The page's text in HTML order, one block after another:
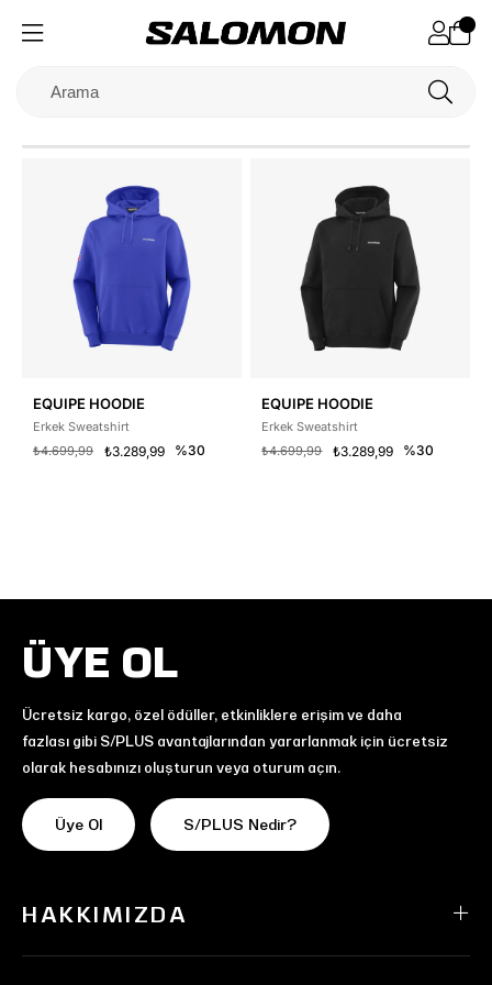
EQUIPE HOODIE
Erkek Sweatshirt
₺3.289,99
₺4.699,99 %30
EQUIPE HOODIE
Erkek Sweatshirt
₺3.289,99
₺4.699,99 %30
ÜYE OL
Ücretsiz kargo, özel ödüller, etkinliklere erişim ve daha
fazlası gibi S/PLUS avantajlarından yararlanmak için ücretsiz
olarak hesabınızı oluşturun veya oturum açın.
Üye Ol S/PLUS Nedir?
HAKKIMIZDA